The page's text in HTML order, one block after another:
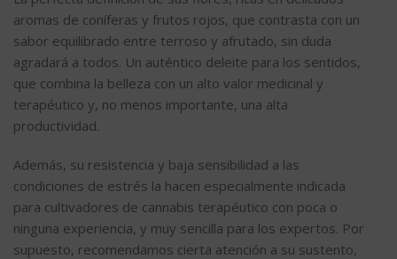
aromas de coníferas y frutos rojos, que contrasta con un
sabor equilibrado entre terroso y afrutado, sin duda
agradará a todos. Un auténtico deleite para los sentidos,
que combina la belleza con un alto valor medicinal y
terapéutico y, no menos importante, una alta
productividad.
Además, su resistencia y baja sensibilidad a las
condiciones de estrés la hacen especialmente indicada
para cultivadores de cannabis terapéutico con poca o
ninguna experiencia, y muy sencilla para los expertos. Por
supuesto, recomendamos cierta atención a su sustento,